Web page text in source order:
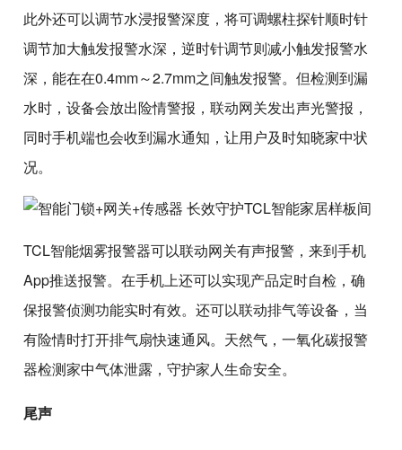
此外还可以调节水浸报警深度，将可调螺柱探针顺时针
调节加大触发报警水深，逆时针调节则减小触发报警水
深，能在在0.4mm～2.7mm之间触发报警。但检测到漏
水时，设备会放出险情警报，联动网关发出声光警报，
同时手机端也会收到漏水通知，让用户及时知晓家中状
况。
TCL智能烟雾报警器可以联动网关有声报警，来到手机
App推送报警。在手机上还可以实现产品定时自检，确
保报警侦测功能实时有效。还可以联动排气等设备，当
有险情时打开排气扇快速通风。天然气，一氧化碳报警
器检测家中气体泄露，守护家人生命安全。
尾声